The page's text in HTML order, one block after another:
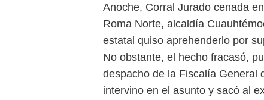
Anoche, Corral Jurado cenada
Roma Norte, alcaldía
estatal quiso aprehenderlo por
No obstante, el hecho fracasó,
despacho de la Fiscalía General
intervino en el asunto y sacó al